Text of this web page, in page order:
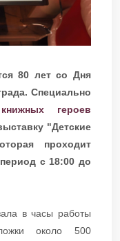
80 лет со Дня
Специально
героев
"Детские
проходит
с 18:00 до
в часы работы
около 500